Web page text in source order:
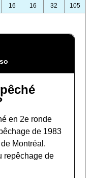
16 16 32 105
en 2e ronde
de 1983
Montréal.
repêchage de